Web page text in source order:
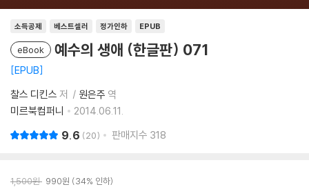
소득공제 베스트셀러 정가인하 EPUB
eBook 예수의 생애 (한글판) 071
EPUB
찰스 디킨스 저 원은주 역
미르북컴퍼니
2014.06.11.
9.6 20 판매지수 318
1,500원 990원 34% 인하